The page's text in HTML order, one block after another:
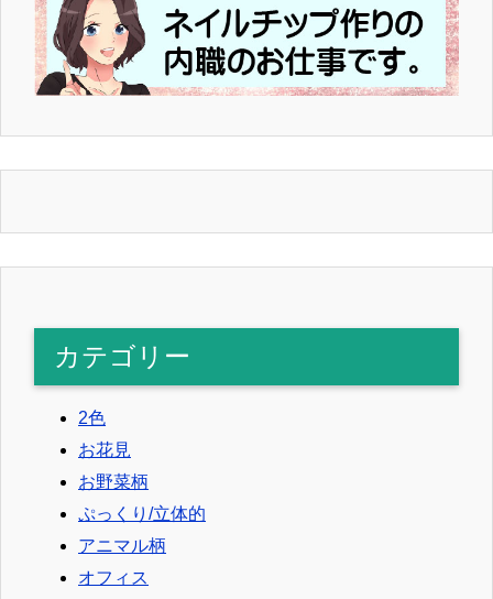
カテゴリー
2色
お花見
お野菜柄
ぷっくり/立体的
アニマル柄
オフィス